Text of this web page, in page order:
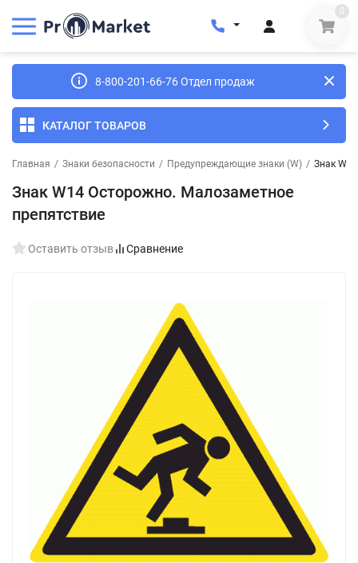
0
8-800-201-66-76 Отдел продаж
КАТАЛОГ ТОВАРОВ
Главная / Знаки безопасности / Предупреждающие знаки (W) / Знак
Знак W14 Осторожно. Малозаметное
препятствие
Оставить отзыв Сравнение